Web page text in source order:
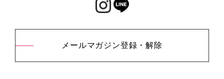
メールマガジン登録・解除